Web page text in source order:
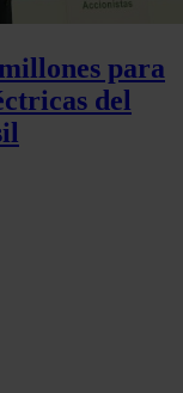
para
del